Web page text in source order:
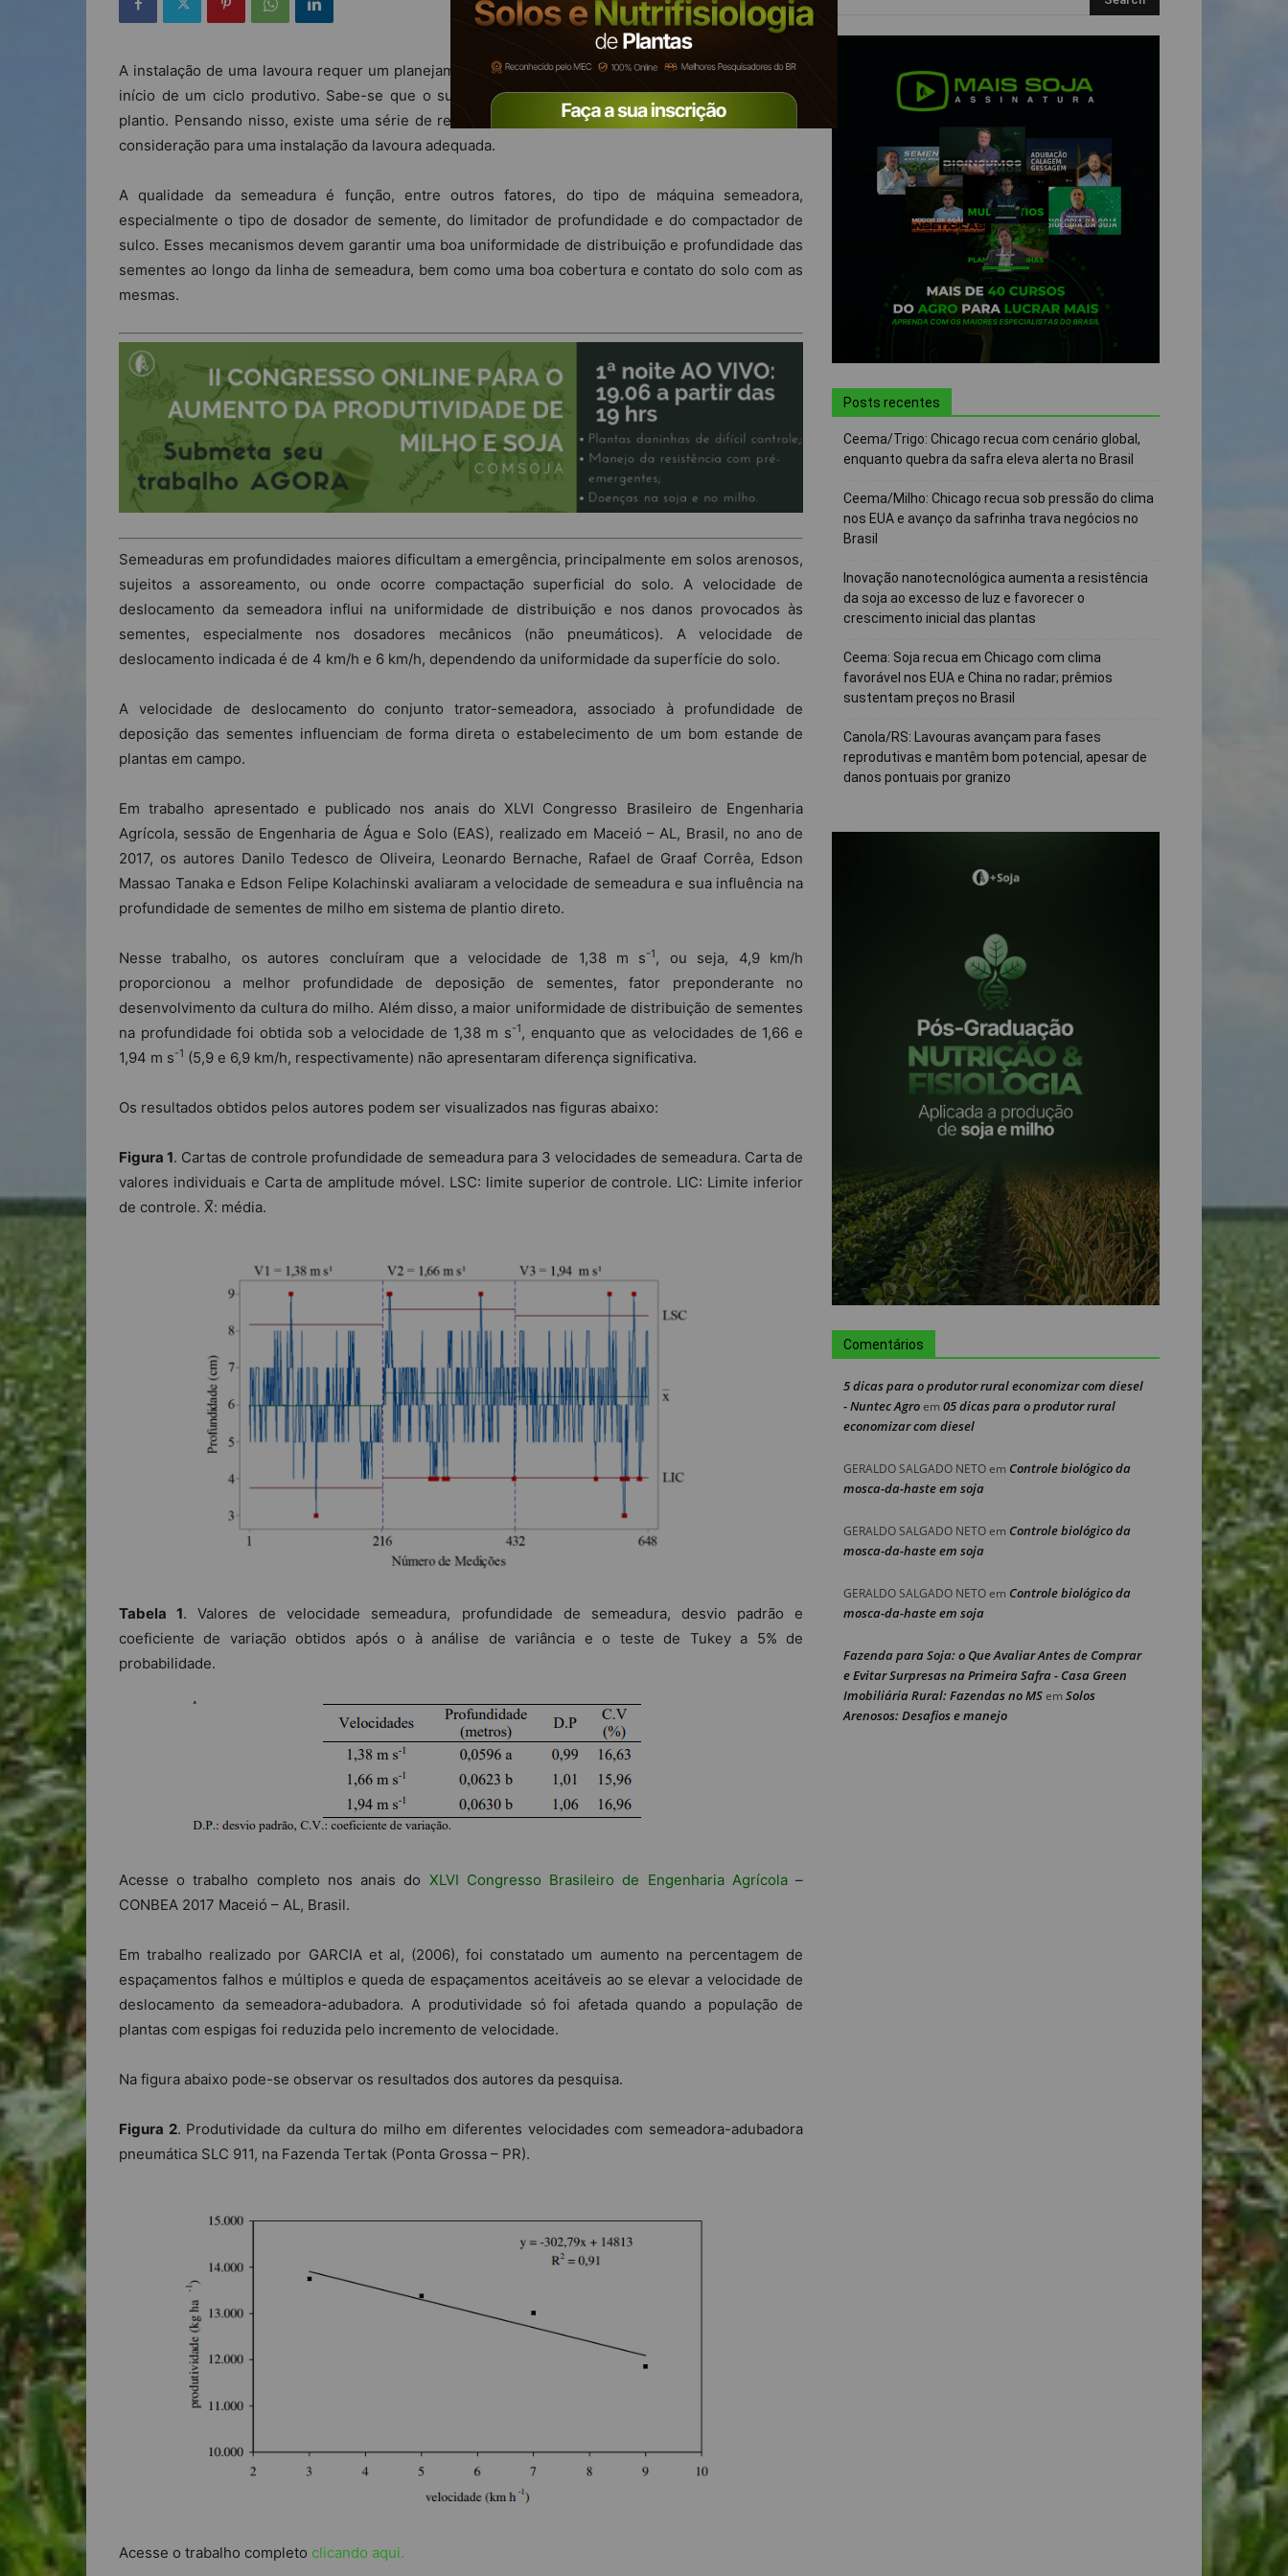
A instalação de uma lavoura requer um planejamento adequado, pois é uma etapa que determina o
início de um ciclo produtivo. Sabe-se que o sucesso de uma lavoura está diretamente ligado ao
plantio. Pensando nisso, existe uma série de recomendações técnicas que devem ser levadas em
consideração para uma instalação da lavoura adequada.
A qualidade da semeadura é função, entre outros fatores, do tipo de máquina semeadora,
especialmente o tipo de dosador de semente, do limitador de profundidade e do compactador de
sulco. Esses mecanismos devem garantir uma boa uniformidade de distribuição e profundidade das
sementes ao longo da linha de semeadura, bem como uma boa cobertura e contato do solo com as
mesmas.
Semeaduras em profundidades maiores dificultam a emergência, principalmente em solos arenosos,
sujeitos a assoreamento, ou onde ocorre compactação superficial do solo. A velocidade de
deslocamento da semeadora influi na uniformidade de distribuição e nos danos provocados às
sementes, especialmente nos dosadores mecânicos (não pneumáticos). A velocidade de
deslocamento indicada é de 4 km/h e 6 km/h, dependendo da uniformidade da superfície do solo.
A velocidade de deslocamento do conjunto trator-semeadora, associado à profundidade de
deposição das sementes influenciam de forma direta o estabelecimento de um bom estande de
plantas em campo.
Em trabalho apresentado e publicado nos anais do XLVI Congresso Brasileiro de Engenharia
Agrícola, sessão de Engenharia de Água e Solo (EAS), realizado em Maceió – AL, Brasil, no ano de
2017, os autores Danilo Tedesco de Oliveira, Leonardo Bernache, Rafael de Graaf Corrêa, Edson
Massao Tanaka e Edson Felipe Kolachinski avaliaram a velocidade de semeadura e sua influência na
profundidade de sementes de milho em sistema de plantio direto.
Nesse trabalho, os autores concluíram que a velocidade de 1,38 m s-1 , ou seja, 4,9 km/h
proporcionou a melhor profundidade de deposição de sementes, fator preponderante no
desenvolvimento da cultura do milho. Além disso, a maior uniformidade de distribuição de sementes
na profundidade foi obtida sob a velocidade de 1,38 m s-1 , enquanto que as velocidades de 1,66 e
1,94 m s-1 (5,9 e 6,9 km/h, respectivamente) não apresentaram diferença significativa.
Os resultados obtidos pelos autores podem ser visualizados nas figuras abaixo:
Figura 1. Cartas de controle profundidade de semeadura para 3 velocidades de semeadura. Carta de
valores individuais e Carta de amplitude móvel. LSC: limite superior de controle. LIC: Limite inferior
de controle. X̅: média.
Tabela 1. Valores de velocidade semeadura, profundidade de semeadura, desvio padrão e
coeficiente de variação obtidos após o à análise de variância e o teste de Tukey a 5% de
probabilidade.
Acesse o trabalho completo nos anais do XLVI Congresso Brasileiro de Engenharia Agrícola–
CONBEA 2017 Maceió – AL, Brasil.
Em trabalho realizado por GARCIA et al, (2006), foi constatado um aumento na percentagem de
espaçamentos falhos e múltiplos e queda de espaçamentos aceitáveis ao se elevar a velocidade de
deslocamento da semeadora-adubadora. A produtividade só foi afetada quando a população de
plantas com espigas foi reduzida pelo incremento de velocidade.
Na figura abaixo pode-se observar os resultados dos autores da pesquisa.
Figura 2. Produtividade da cultura do milho em diferentes velocidades com semeadora-adubadora
pneumática SLC 911, na Fazenda Tertak (Ponta Grossa – PR).
Acesse o trabalho completo clicando aqui.
Posts recentes
Ceema/Trigo: Chicago recua com cenário global,
enquanto quebra da safra eleva alerta no Brasil
Ceema/Milho: Chicago recua sob pressão do clima
nos EUA e avanço da safrinha trava negócios no
Brasil
Inovação nanotecnológica aumenta a resistência
da soja ao excesso de luz e favorecer o
crescimento inicial das plantas
Ceema: Soja recua em Chicago com clima
favorável nos EUA e China no radar; prêmios
sustentam preços no Brasil
Canola/RS: Lavouras avançam para fases
reprodutivas e mantêm bom potencial, apesar de
danos pontuais por granizo
Comentários
5 dicas para o produtor rural economizar com diesel
- Nuntec Agroem 05 dicas para o produtor rural
economizar com diesel
GERALDO SALGADO NETOem Controle biológico da
mosca-da-haste em soja
GERALDO SALGADO NETOem Controle biológico da
mosca-da-haste em soja
GERALDO SALGADO NETOem Controle biológico da
mosca-da-haste em soja
Fazenda para Soja: o Que Avaliar Antes de Comprar
e Evitar Surpresas na Primeira Safra - Casa Green
Imobiliária Rural: Fazendas no MSem Solos
Arenosos: Desafios e manejo